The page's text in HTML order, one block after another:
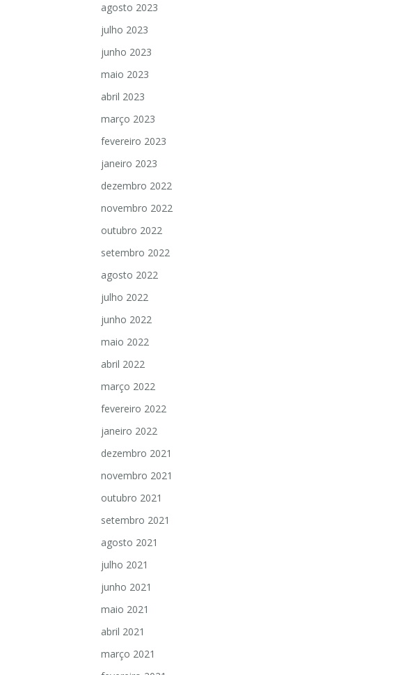
agosto 2023
julho 2023
junho 2023
maio 2023
abril 2023
março 2023
fevereiro 2023
janeiro 2023
dezembro 2022
novembro 2022
outubro 2022
setembro 2022
agosto 2022
julho 2022
junho 2022
maio 2022
abril 2022
março 2022
fevereiro 2022
janeiro 2022
dezembro 2021
novembro 2021
outubro 2021
setembro 2021
agosto 2021
julho 2021
junho 2021
maio 2021
abril 2021
março 2021